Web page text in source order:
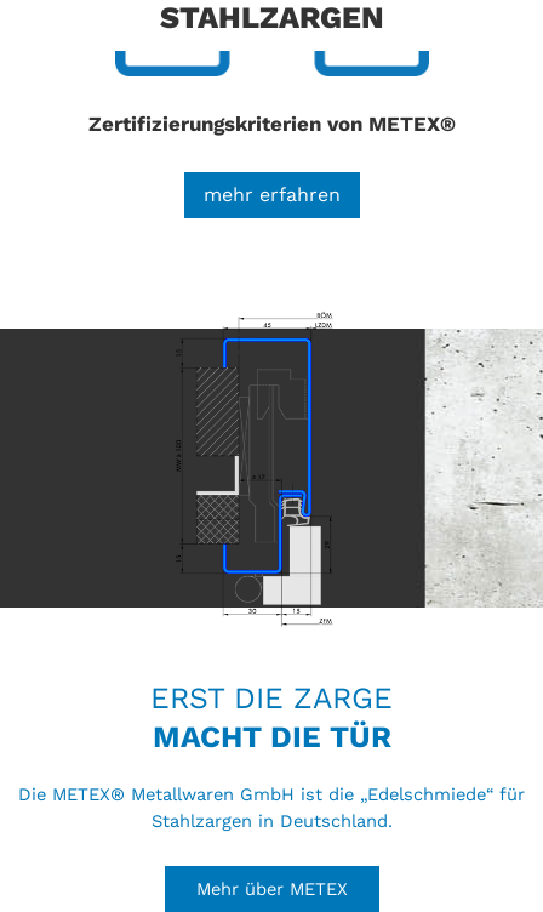
schon in der Planungsphase zur Sicherung einer
hochwertigen und dabei rationellen
STAHLZARGEN
Zertifizierungskriterien von METEX®
mehr erfahren
Anforderungen für nachhaltiges Bauen nach den
Zertifizierungskriterien DGNB und LEED
erfüllen
Alle unsere Stahlzargen werden generell mit
Pulvergrundierung im RAL-Farbton 9016
"Verkehrsweiß" geliefert. Diese
Pulvergrundierung vereint alle Vorteile einer
Pulverbeschichtung mit der Möglichkeit einer
nachträglichen Endbeschichtung mit allen
handelsüblichen Lacken.
Maßen und Toleranzen. Alle Dateien bieten wir
Ihnen zum Download im Format PDF.
ERST DIE ZARGE
MACHT DIE TÜR
Die METEX® Metallwaren GmbH ist die „Edelschmiede“ für
Stahlzargen in Deutschland.
Mehr über METEX